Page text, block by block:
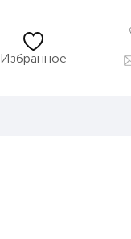
Избранное